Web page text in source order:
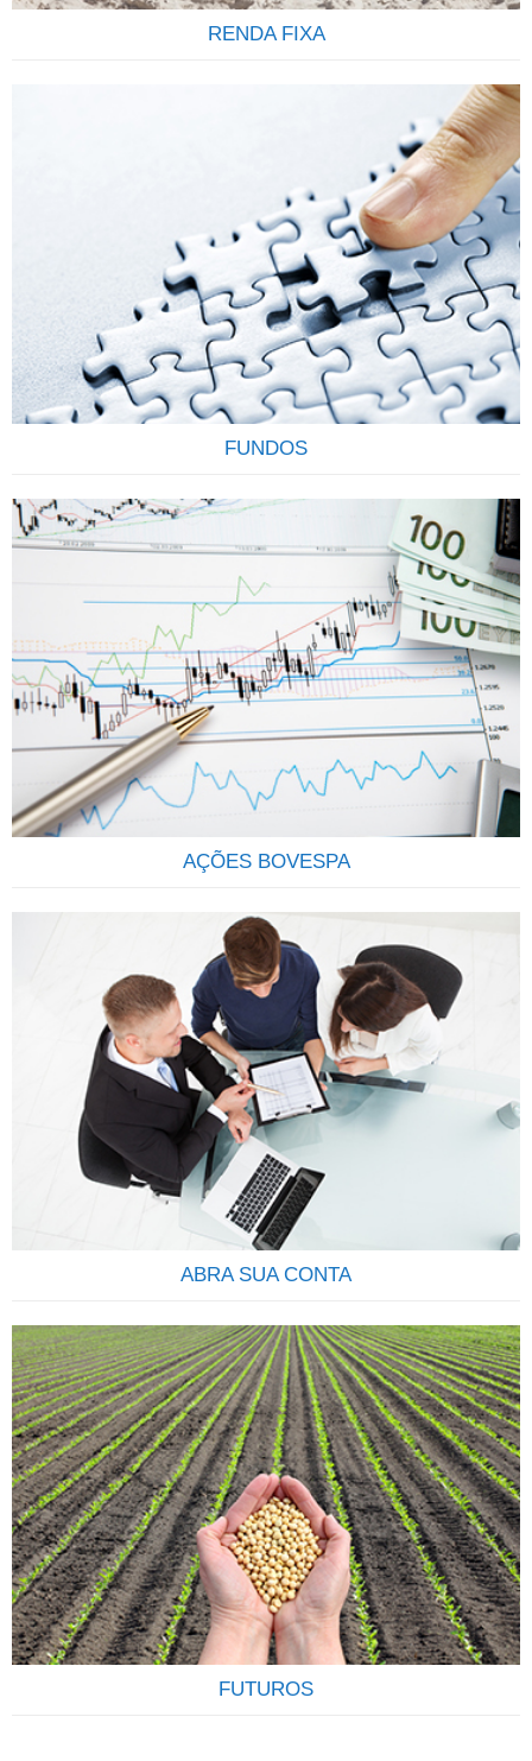
Todo investimento em renda fixa feito pela corretora é
registrado em nome do cliente (CPF/CNPJ) junto a CETIP, o
que garante transparência e segurança. Todo cliente
também conta com a garantia do FGC (Fundo Garantidor
de Crédito) até R$ 250.000,00 por CPF, por instituição
financeira para os títulos de CDB, LCI, LCA e LC.
Contamos…
RENDA FIXA
OS FUNDOS DE INVESTIMENTOS SÃO CONFIÁVEIS E
RENTÁVEIS Os Fundos de Investimentos funcionam como
um condomínio onde os investidores, conhecidos como
cotistas, investem suas economias no mercado financeiro e
de capitais, com o objetivo de rentabiliza-las através da
aquisição de uma carteira de títulos ou valores mobiliários.
Ao comprar cotas de determinado fundo, os cotistas
estarão…
FUNDOS
QUE TAL SER SÓCIO DAS MAIS IMPORTANTES
EMPRESAS DO BRASIL? Através do investimento em ações
você se torna sócio de uma grande empresa, passando a
deter uma parcela do Capital Social, participando dos lucros
e da valorização da empresa.AÇÃO: É um pedaço do capital
da empresa que é negociado em bolsa. É considerado um
investimento em…
AÇÕES BOVESPA
COMECE A INVESTIR Descubra qual o seu perfil e os
produtos que mais se ajustam às suas necessidades.Tenha
em mente que seus objetivos podem sofrer alterações, e
que constância, disciplina e compromisso são os elementos
mais importantes para o sucesso de seu investimento. Veja
como é fácil e rápido abrir uma conta na Terra
Investimentos,…
ABRA SUA CONTA
FUTUROS